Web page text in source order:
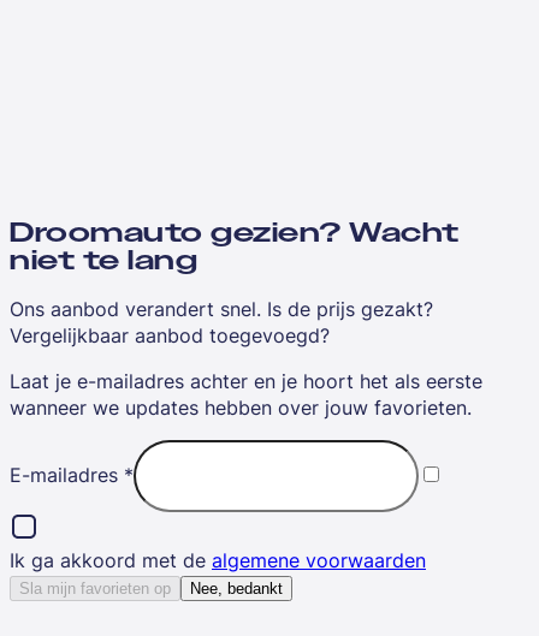
Droomauto gezien? Wacht
niet te lang
Ons aanbod verandert snel. Is de prijs gezakt?
Vergelijkbaar aanbod toegevoegd?
Laat je e-mailadres achter en je hoort het als eerste
wanneer we updates hebben over jouw favorieten.
E-mailadres *
Ik ga akkoord met de algemene voorwaarden
Sla mijn favorieten op Nee, bedankt